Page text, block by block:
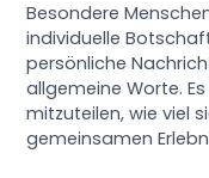
Besondere
individuelle
persönliche
allgemeine Worte.
mitzuteilen, wie viel
gemeinsamen